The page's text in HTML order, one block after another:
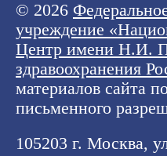
© 2026
учреждение
Центр имени Н.И.
здравоохранения
материалов сайта
письменного
105203 г. Москва,